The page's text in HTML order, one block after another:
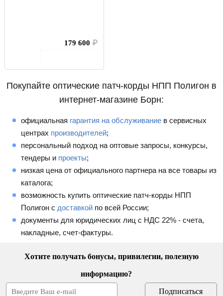
179 600 ₽
Покупайте оптические патч-корды НПП Полигон в
интернет-магазине Борн:
официальная гарантия на обслуживание в сервисных
центрах производителей;
персональный подход на оптовые запросы, конкурсы,
тендеры и проекты;
низкая цена от официального партнера на все товары из
каталога;
возможность купить оптические патч-корды НПП
Полигон с доставкой по всей России;
документы для юридических лиц с НДС 22% - счета,
накладные, счет-фактуры.
Хотите получать бонусы, привилегии, полезную
информацию?